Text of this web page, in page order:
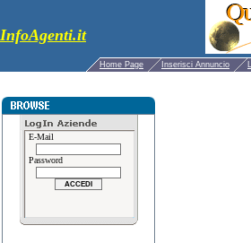
InfoAgenti.it
Home Page Inserisci Annuncio
E-Mail
Password